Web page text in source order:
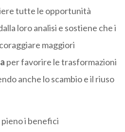
tutte le opportunità
loro analisi e sostiene che i
maggiori
per favorire le trasformazioni
anche lo scambio e il riuso
i benefici